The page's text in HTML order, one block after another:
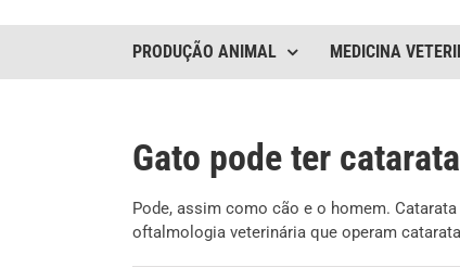
PRODUÇÃO ANIMAL MEDICINA
Gato pode ter
Pode, assim como cão e o homem.
oftalmologia veterinária que operam